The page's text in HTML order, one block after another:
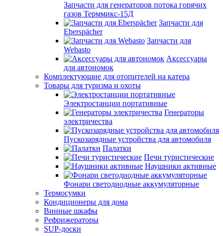
Запчасти для генераторов потока горячих
газов Терммикс-15Д
Запчасти для
Eberspächer
Запчасти для
Webasto
Аксессуары
для автономок
Комплектующие для отопителей на катера
Товары для туризма и охоты
Электростанции портативные
Генераторы
электричества
Пускозарядные устройства для автомобиля
Палатки
Печи туристические
Наушники активные
Фонари светодиодные аккумуляторные
Термосумки
Кондиционеры для дома
Винные шкафы
Рефрижераторы
SUP-доски